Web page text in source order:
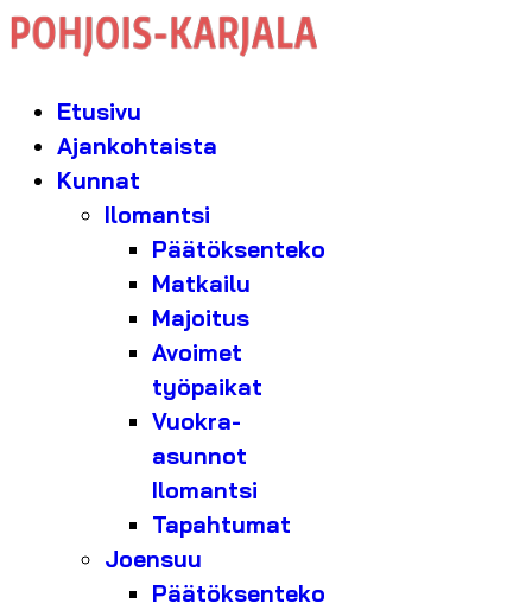
Etusivu
Ajankohtaista
Kunnat
Ilomantsi
Päätöksenteko
Matkailu
Majoitus
Avoimet
työpaikat
Vuokra-
asunnot
Ilomantsi
Tapahtumat
Joensuu
Päätöksenteko